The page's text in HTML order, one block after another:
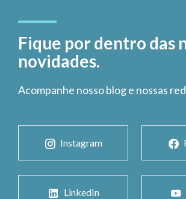
Fique por dentro das
novidades.
Acompanhe nosso blog e nossas
Instagram
LinkedIn